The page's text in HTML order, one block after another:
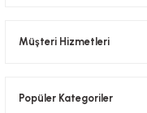
Müşteri Hizmetleri
Popüler Kategoriler